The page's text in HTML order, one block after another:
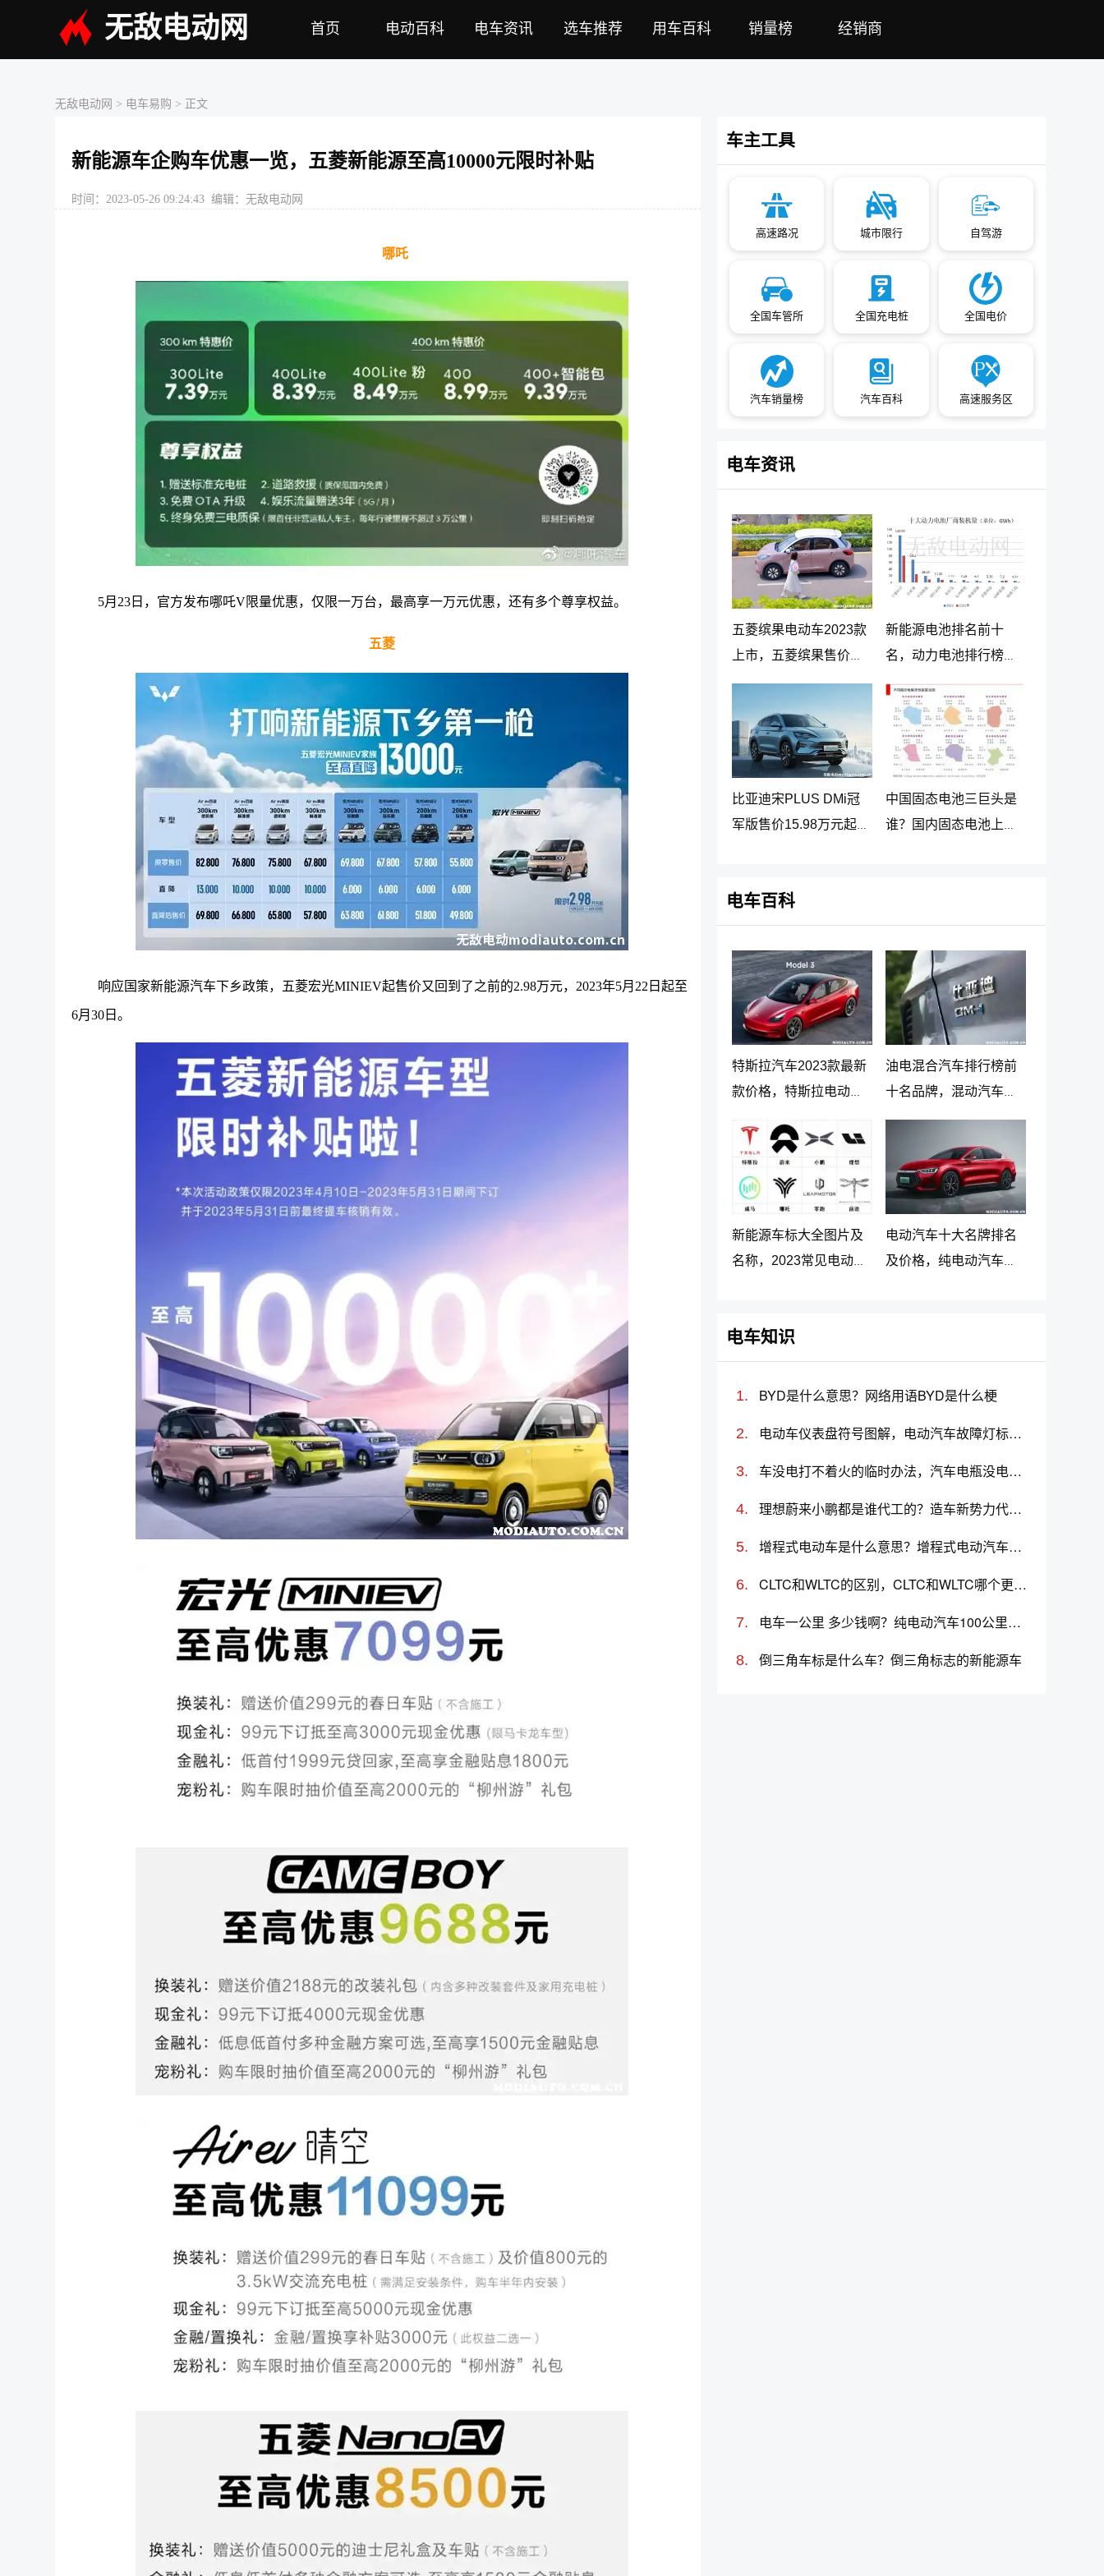
无敌电动网 首页 电动百科 电车资讯 选车推荐 用车百科 销量榜 经销商
无敌电动网 > 电车易购 > 正文
新能源车企购车优惠一览，五菱新能源至高10000元限时补贴
时间：2023-05-26 09:24:43 编辑：无敌电动网
哪吒
5月23日，官方发布哪吒V限量优惠，仅限一万台，最高享一万元优惠，还有多个尊享权益。
五菱
响应国家新能源汽车下乡政策，五菱宏光MINIEV起售价又回到了之前的2.98万元，2023年5月22日起至
6月30日。
车主工具
高速路况 城市限行 自驾游
全国车管所 全国充电桩 全国电价
汽车销量榜 汽车百科 高速服务区
电车资讯
五菱缤果电动车2023款
上市，五菱缤果售价
5.98万起
新能源电池排名前十
名，动力电池排行榜前
十名
比亚迪宋PLUS DMi冠
军版售价15.98万元起，
中国固态电池三巨头是
谁？国内固态电池上市
电车百科
特斯拉汽车2023款最新
款价格，特斯拉电动汽
油电混合汽车排行榜前
十名品牌，混动汽车十
大名牌排名及价格
新能源车标大全图片及
名称，2023常见电动汽
电动汽车十大名牌排名
及价格，纯电动汽车排
电车知识
BYD是什么意思？网络用语BYD是什么梗
电动车仪表盘符号图解，电动汽车故障灯标志图解大全
车没电打不着火的临时办法，汽车电瓶没电怎么搭线(图解)
理想蔚来小鹏都是谁代工的？造车新势力代工厂分别是哪些
增程式电动车是什么意思？增程式电动汽车优缺点
CLTC和WLTC的区别，CLTC和WLTC哪个更准确
电车一公里 多少钱啊？纯电动汽车100公里多少度电
倒三角车标是什么车？倒三角标志的新能源车